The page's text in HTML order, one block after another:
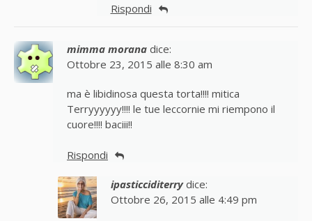
Rispondi
mimma morana dice:
Ottobre 23, 2015 alle 8:30 am
ma è libidinosa questa torta!!!! mitica
Terryyyyyy!!!! le tue leccornie mi riempono il
cuore!!!! baciii!!
Rispondi
ipasticciditerry dice:
Ottobre 26, 2015 alle 4:49 pm